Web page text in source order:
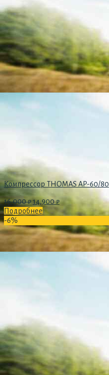
Компрессор THOMAS AP-60/80
16,000₽14,900₽
Подробнее
-6%